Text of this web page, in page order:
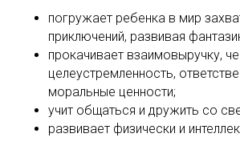
погружает ребенка в мир
приключений, развивая
прокачивает взаимовыручку,
целеустремленность,
моральные ценности;
учит общаться и дружить со
развивает физически и